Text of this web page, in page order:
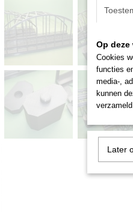
Op
Cookies
functies
media-,
kunnen
Later